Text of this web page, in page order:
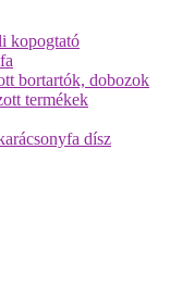
kopogtató
bortartók, dobozok
termékek
dísz